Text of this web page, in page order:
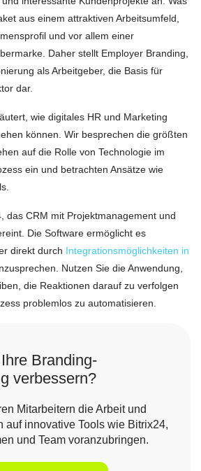
aus einem attraktiven Arbeitsumfeld,
und vor allem einer
Daher stellt Employer Branding,
als Arbeitgeber, die Basis für
dar.
wie digitales HR und Marketing
können. Wir besprechen die größten
auf die Rolle von Technologie im
ein und betrachten Ansätze wie
das CRM mit Projektmanagement und
Die Software ermöglicht es
direkt durch Integrationsmöglichkeiten in
Nutzen Sie die Anwendung,
die Reaktionen darauf zu verfolgen
problemlos zu automatisieren.
Branding-
verbessern?
Mitarbeitern die Arbeit und
auf innovative Tools wie Bitrix24,
und Team voranzubringen.